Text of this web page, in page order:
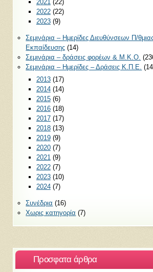
2021 (22)
2022(22)
2023(9)
Σεμινάρια – Ημερίδες Διευθύνσεων Π/
Εκπαίδευσης (14)
Σεμινάρια – δράσεις φορέων & Μ.Κ.Ο.
Σεμινάρια – Ημερίδες – Δράσεις Κ.Π.Ε.
2013(17)
2014(14)
2015(6)
2016(18)
2017(17)
2018(13)
2019(9)
2020(7)
2021 (9)
2022(7)
2023(10)
2024(7)
Συνέδρια (16)
Χωρις κατηγορία (7)
Προσφατα άρθρα